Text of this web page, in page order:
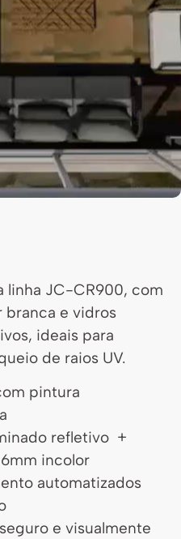
linha JC-CR900, com
branca e vidros
ideais para
de raios UV.
pintura
refletivo +
incolor
automatizados
e visualmente